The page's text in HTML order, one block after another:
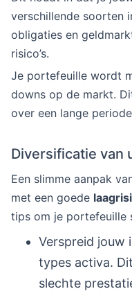
verschillende soorten
obligaties en
risico’s.
Je portefeuille wordt
downs op de markt.
over een lange
Diversificatie van
Een slimme aanpak
met een goede
tips om je portefeuille
Verspreid jouw
types activa.
slechte